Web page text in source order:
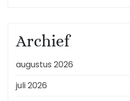
Archief
augustus 2026
juli 2026